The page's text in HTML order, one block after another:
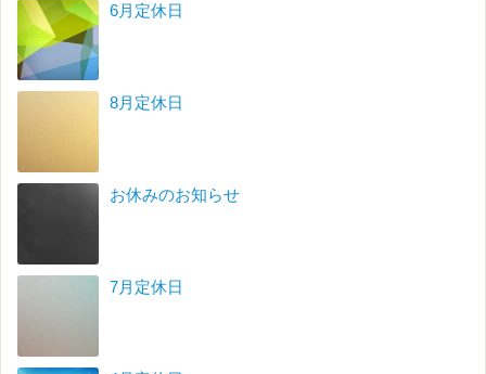
6月定休日
8月定休日
お休みのお知らせ
7月定休日